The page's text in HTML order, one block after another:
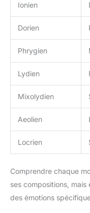
Ionien
Dorien
Phrygien
Lydien
Mixolydien
Aeolien
Locrien
Comprendre chaque
ses compositions,
des émotions